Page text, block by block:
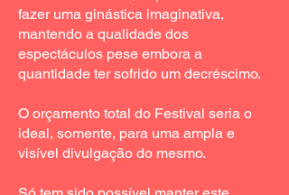
fazer uma ginástica imaginativa,
mantendo a qualidade dos
espectáculos pese embora a
quantidade ter sofrido um decréscimo.
O orçamento total do Festival seria o
ideal, somente, para uma ampla e
visível divulgação do mesmo.